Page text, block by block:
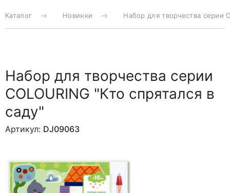
Каталог Новинки Набор для творчества серии
Набор для творчества серии
COLOURING "Кто спрятался в
саду"
Артикул: DJ09063